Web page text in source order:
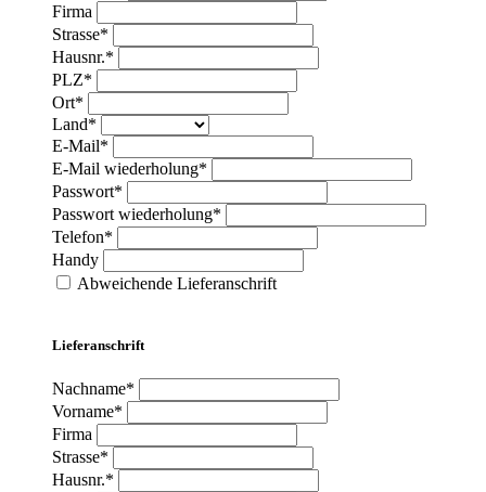
Firma
Strasse*
Hausnr.*
PLZ*
Ort*
Land*
E-Mail*
E-Mail wiederholung*
Passwort*
Passwort wiederholung*
Telefon*
Handy
Abweichende Lieferanschrift
Lieferanschrift
Nachname*
Vorname*
Firma
Strasse*
Hausnr.*